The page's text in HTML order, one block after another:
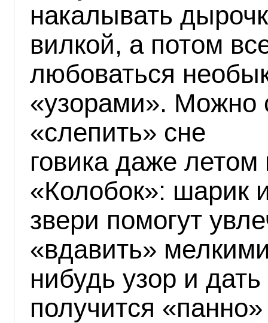
накалывать
вилкой, а потом
любоваться
«узорами». Можно
«слепить» сне
говика даже летом
«Колобок»: шарик
звери помогут
«вдавить»
нибудь узор и
получится